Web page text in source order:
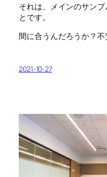
それは、メインのサン
とです。
間に合うんだろうか？不
2021-10-27